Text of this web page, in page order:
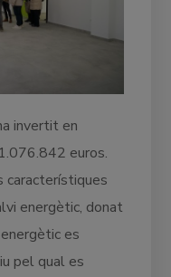
invertit en
euros.
característiques
energètic, donat
es
pel qual es